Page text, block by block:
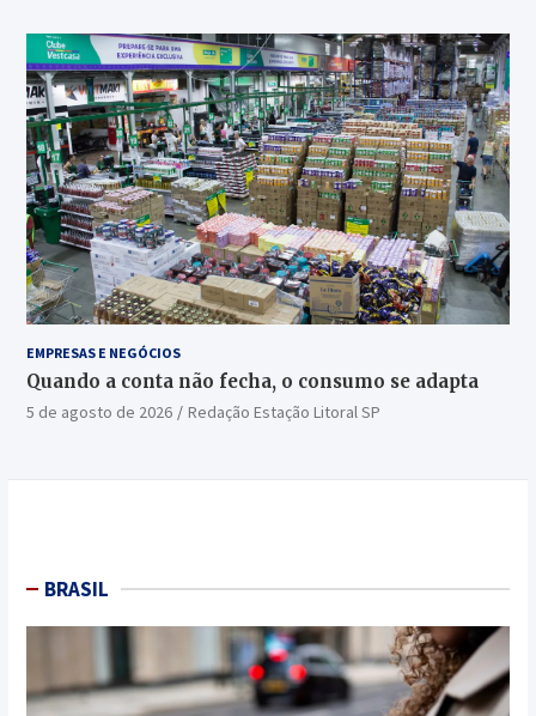
EMPRESAS E NEGÓCIOS
Quando a conta não fecha, o consumo se adapta
5 de agosto de 2026 Redação Estação Litoral SP
BRASIL